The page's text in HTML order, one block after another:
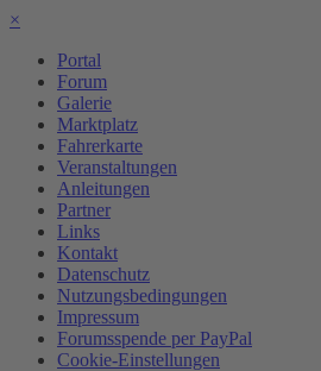
×
Portal
Forum
Galerie
Marktplatz
Fahrerkarte
Veranstaltungen
Anleitungen
Partner
Links
Kontakt
Datenschutz
Nutzungsbedingungen
Impressum
Forumsspende per PayPal
Cookie-Einstellungen